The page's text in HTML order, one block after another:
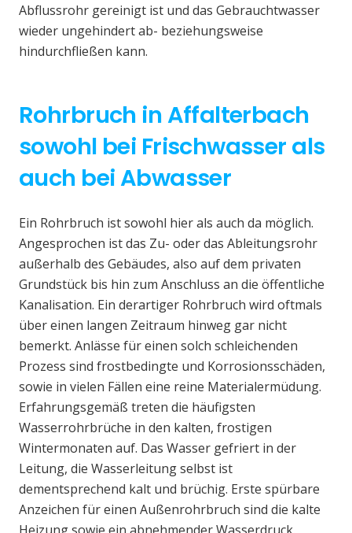
Abflussrohr gereinigt ist und das Gebrauchtwasser
wieder ungehindert ab- beziehungsweise
hindurchfließen kann.
Rohrbruch in Affalterbach
sowohl bei Frischwasser als
auch bei Abwasser
Ein Rohrbruch ist sowohl hier als auch da möglich.
Angesprochen ist das Zu- oder das Ableitungsrohr
außerhalb des Gebäudes, also auf dem privaten
Grundstück bis hin zum Anschluss an die öffentliche
Kanalisation. Ein derartiger Rohrbruch wird oftmals
über einen langen Zeitraum hinweg gar nicht
bemerkt. Anlässe für einen solch schleichenden
Prozess sind frostbedingte und Korrosionsschäden,
sowie in vielen Fällen eine reine Materialermüdung.
Erfahrungsgemäß treten die häufigsten
Wasserrohrbrüche in den kalten, frostigen
Wintermonaten auf. Das Wasser gefriert in der
Leitung, die Wasserleitung selbst ist
dementsprechend kalt und brüchig. Erste spürbare
Anzeichen für einen Außenrohrbruch sind die kalte